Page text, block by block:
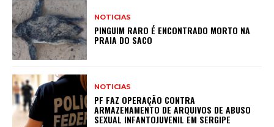
NOTICIAS
PINGUIM RARO É ENCONTRADO MORTO NA
PRAIA DO SACO
NOTICIAS
PF FAZ OPERAÇÃO CONTRA
ARMAZENAMENTO DE ARQUIVOS DE ABUSO
SEXUAL INFANTOJUVENIL EM SERGIPE